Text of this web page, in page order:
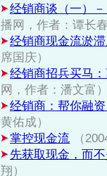
经销商谈（一）
播网，作者：谭长
经销商现金流淤
席国庆）
经销商招兵买马
网，作者：潘文富
经销商：帮你融
黄佑成）
掌控现金流
（
先获取现金，而
翔）